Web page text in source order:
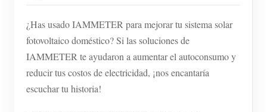
Aplicaciones
Monitor de energía para sistemas FV
Monitor de consumo eléctrico
Tienda
Recursos
¿Has usado IAMMETER para mejorar tu sistema solar
fotovoltaico doméstico? Si las soluciones de
IAMMETER te ayudaron a aumentar el autoconsumo y
reducir tus costos de electricidad, ¡nos encantaría
escuchar tu historia!